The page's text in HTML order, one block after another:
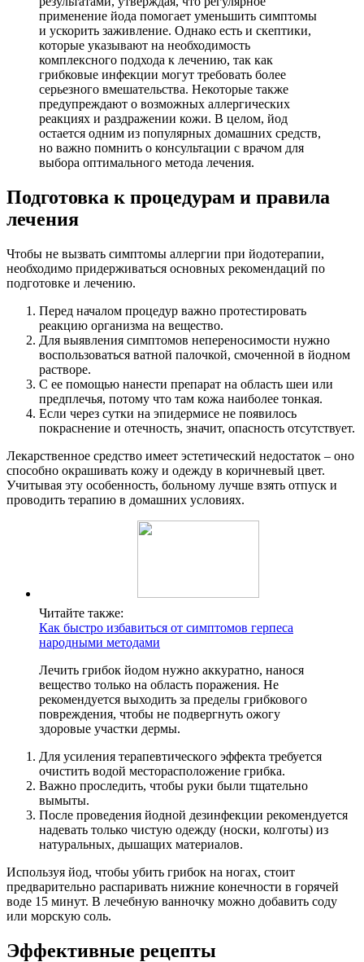
применение йода помогает уменьшить симптомы
и ускорить заживление. Однако есть и скептики,
которые указывают на необходимость
комплексного подхода к лечению, так как
грибковые инфекции могут требовать более
серьезного вмешательства. Некоторые также
предупреждают о возможных аллергических
реакциях и раздражении кожи. В целом, йод
остается одним из популярных домашних средств,
но важно помнить о консультации с врачом для
выбора оптимального метода лечения.
Подготовка к процедурам и правила
лечения
Чтобы не вызвать симптомы аллергии при йодотерапии,
необходимо придерживаться основных рекомендаций по
подготовке и лечению.
Перед началом процедур важно протестировать
реакцию организма на вещество.
Для выявления симптомов непереносимости нужно
воспользоваться ватной палочкой, смоченной в йодном
растворе.
С ее помощью нанести препарат на область шеи или
предплечья, потому что там кожа наиболее тонкая.
Если через сутки на эпидермисе не появилось
покраснение и отечность, значит, опасность отсутствует.
Лекарственное средство имеет эстетический недостаток – оно
способно окрашивать кожу и одежду в коричневый цвет.
Учитывая эту особенность, больному лучше взять отпуск и
проводить терапию в домашних условиях.
Читайте также:
Как быстро избавиться от симптомов герпеса
народными методами
Лечить грибок йодом нужно аккуратно, нанося
вещество только на область поражения. Не
рекомендуется выходить за пределы грибкового
повреждения, чтобы не подвергнуть ожогу
здоровые участки дермы.
Для усиления терапевтического эффекта требуется
очистить водой месторасположение грибка.
Важно проследить, чтобы руки были тщательно
вымыты.
После проведения йодной дезинфекции рекомендуется
надевать только чистую одежду (носки, колготы) из
натуральных, дышащих материалов.
Используя йод, чтобы убить грибок на ногах, стоит
предварительно распаривать нижние конечности в горячей
воде 15 минут. В лечебную ванночку можно добавить соду
или морскую соль.
Эффективные рецепты